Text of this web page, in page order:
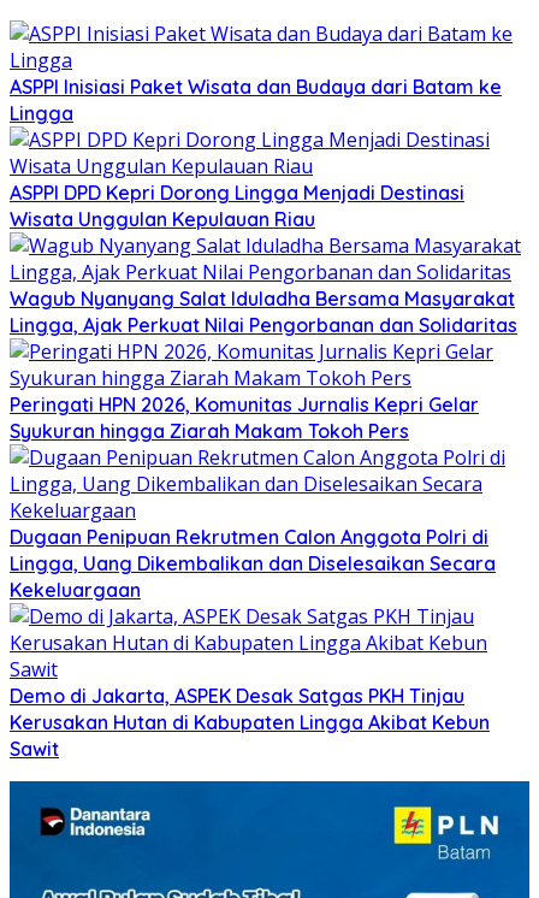
ASPPI Inisiasi Paket Wisata dan Budaya dari Batam ke
Lingga
ASPPI DPD Kepri Dorong Lingga Menjadi Destinasi
Wisata Unggulan Kepulauan Riau
Wagub Nyanyang Salat Iduladha Bersama Masyarakat
Lingga, Ajak Perkuat Nilai Pengorbanan dan Solidaritas
Peringati HPN 2026, Komunitas Jurnalis Kepri Gelar
Syukuran hingga Ziarah Makam Tokoh Pers
Dugaan Penipuan Rekrutmen Calon Anggota Polri di
Lingga, Uang Dikembalikan dan Diselesaikan Secara
Kekeluargaan
Demo di Jakarta, ASPEK Desak Satgas PKH Tinjau
Kerusakan Hutan di Kabupaten Lingga Akibat Kebun
Sawit